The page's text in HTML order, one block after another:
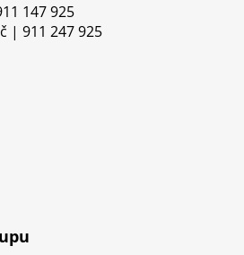
147 925
| 911 247 925